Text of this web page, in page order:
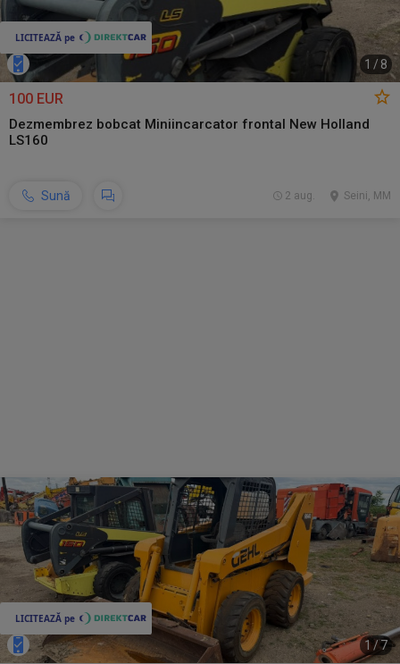
1 / 8
100 EUR
Dezmembrez bobcat Miniincarcator frontal New Holland
LS160
Sună Seini, MM
2 aug.
1/7